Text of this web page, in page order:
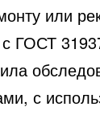
или
ГОСТ
с